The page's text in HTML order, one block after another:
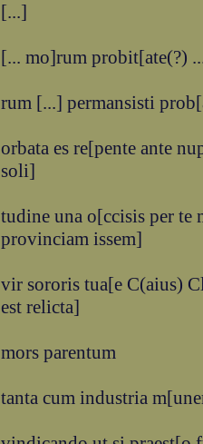
[...]
[... mo]rum probit[ate(?)
rum [...] permansisti
orbata es re[pente ante
soli]
tudine una o[ccisis per te
provinciam issem]
vir sororis tua[e C(aius)
est relicta]
mors parentum
tanta cum industria